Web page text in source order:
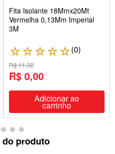
Fita Isolante 18Mmx20Mt
Vermelha 0,13Mm Imperial
3M
☆☆☆☆☆(0)
R$ 11,32
R$ 0,00
Adicionar ao
carrinho
do produto